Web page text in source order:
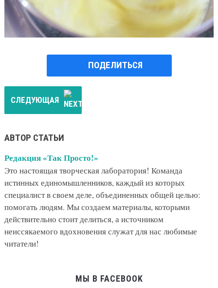
ПОДЕЛИТЬСЯ
СЛЕДУЮЩАЯ
АВТОР СТАТЬИ
Редакция «Так Просто!»
Это настоящая творческая лаборатория! Команда
истинных единомышленников, каждый из которых
специалист в своем деле, объединенных общей целью:
помогать людям. Мы создаем материалы, которыми
действительно стоит делиться, а источником
неиссякаемого вдохновения служат для нас любимые
читатели!
МЫ В FACEBOOK